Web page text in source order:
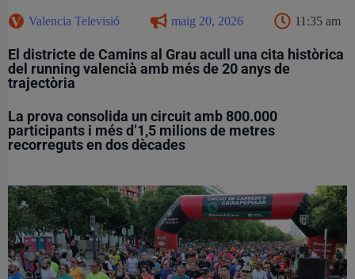
Valencia Televisió maig 20, 2026 11:35 am
El districte de Camins al Grau acull una cita històrica
del running valencià amb més de 20 anys de
trajectòria
La prova consolida un circuit amb 800.000
participants i més d’1,5 milions de metres
recorreguts en dos dècades